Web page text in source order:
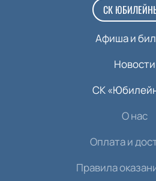
СК
Афиша и
Новости
СК
О нас
Оплата и
Правила